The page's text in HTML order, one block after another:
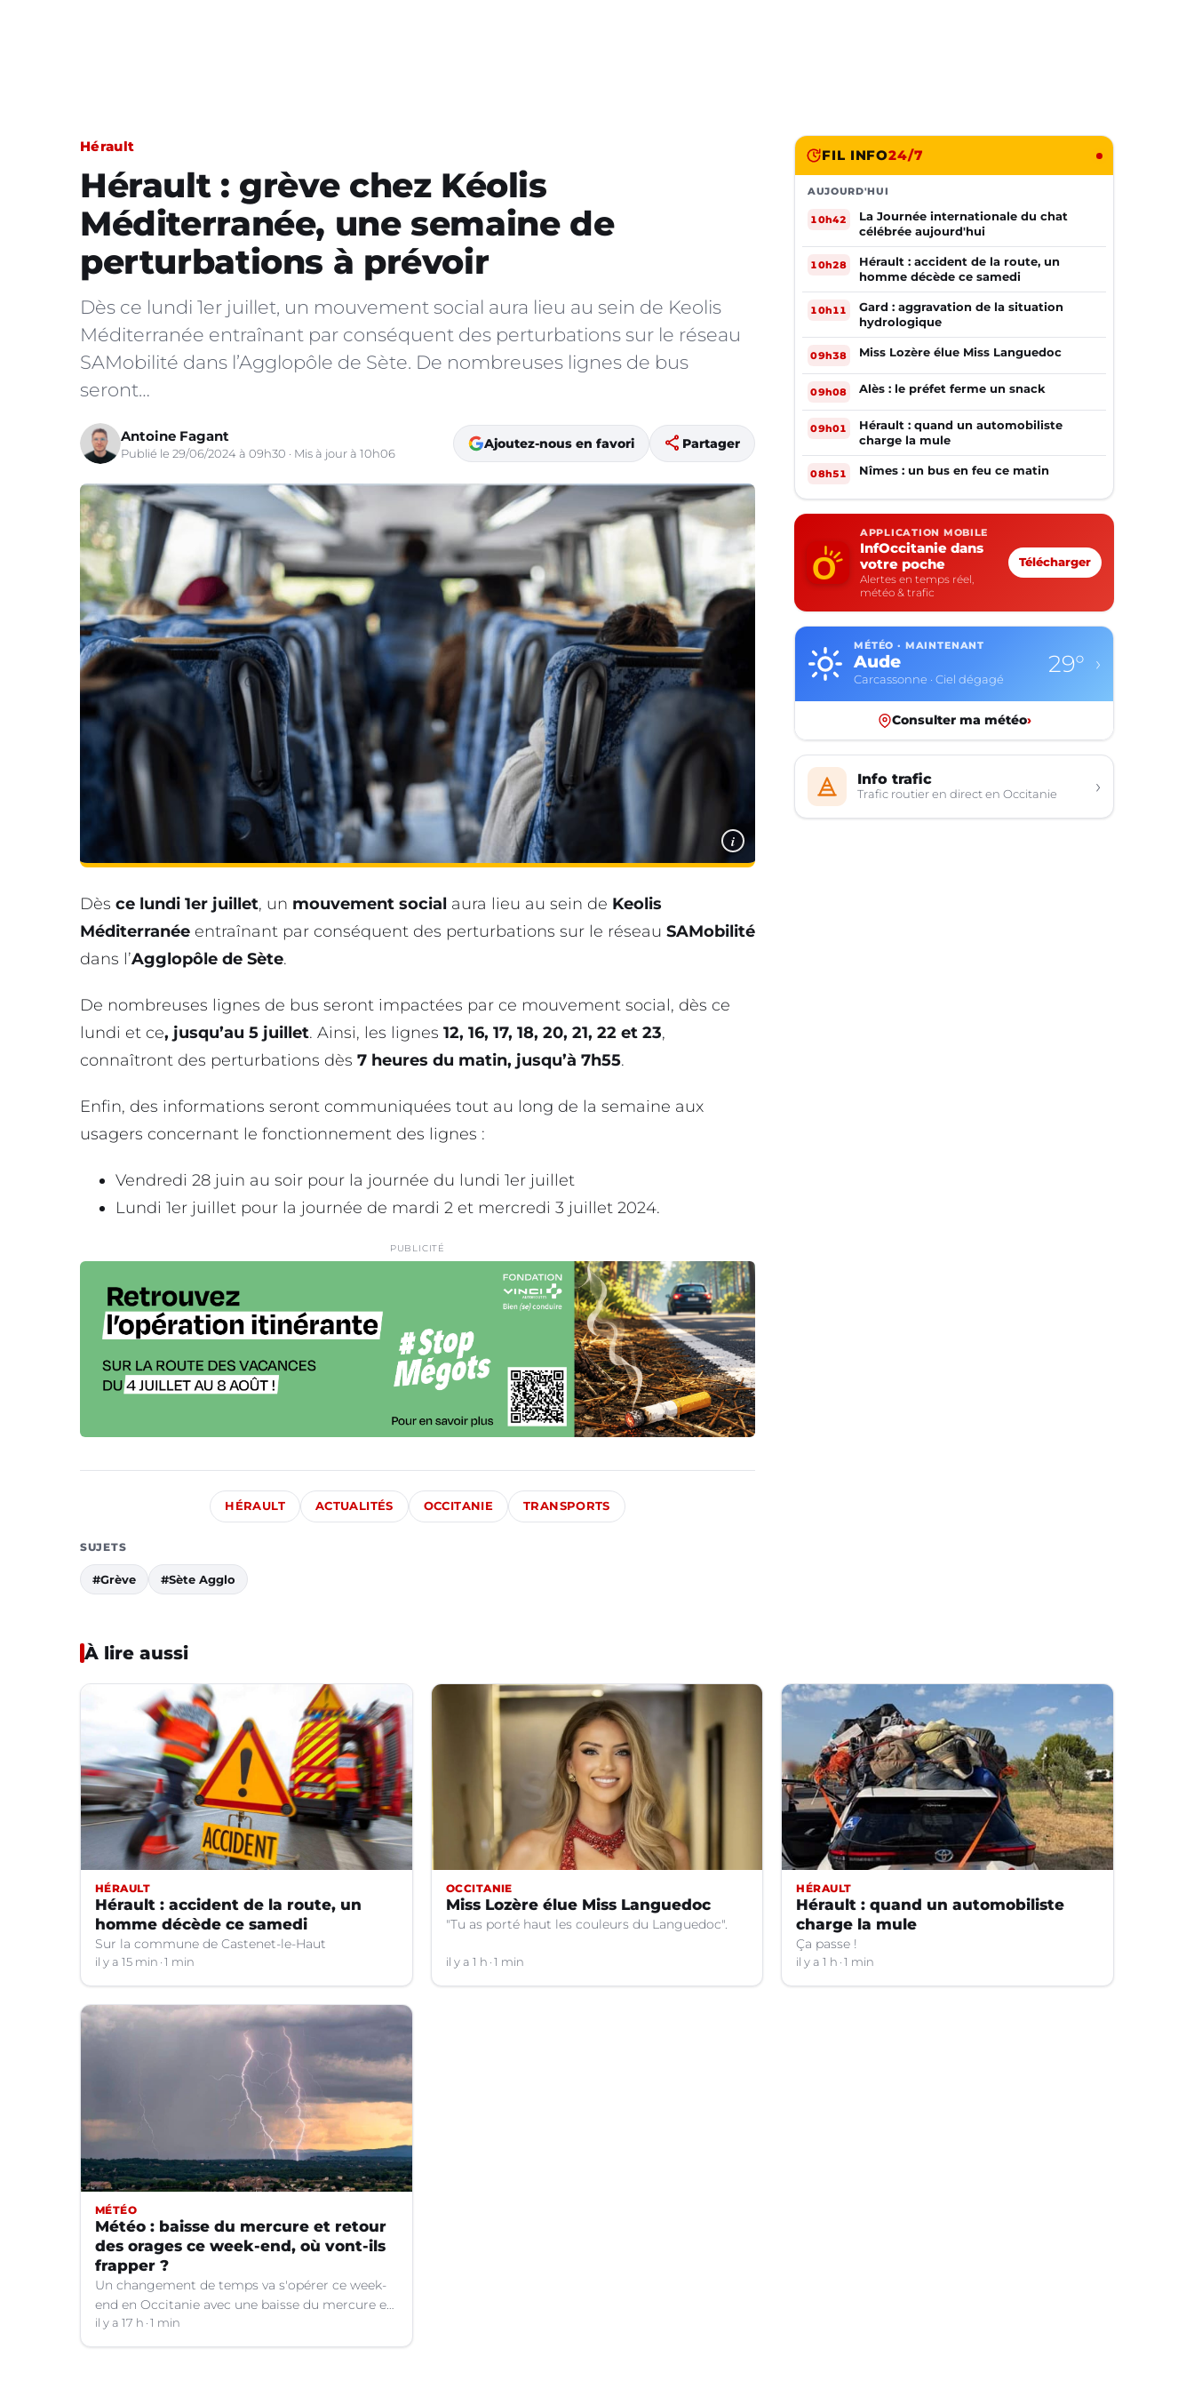
Hérault
Hérault : grève chez Kéolis
Méditerranée, une semaine de
perturbations à prévoir
Dès ce lundi 1er juillet, un mouvement social aura lieu au sein de Keolis
Méditerranée entraînant par conséquent des perturbations sur le réseau
SAMobilité dans l’Agglopôle de Sète. De nombreuses lignes de bus
seront…
Antoine Fagant
Publié le 29/06/2024 à 09h30 · Mis à jour à 10h06
Ajoutez-nous en favori share Partager
i
Dès ce lundi 1er juillet, un mouvement social aura lieu au sein de Keolis
Méditerranée entraînant par conséquent des perturbations sur le réseau SAMobilité
dans l’Agglopôle de Sète.
De nombreuses lignes de bus seront impactées par ce mouvement social, dès ce
lundi et ce, jusqu’au 5 juillet. Ainsi, les lignes 12, 16, 17, 18, 20, 21, 22 et 23,
connaîtront des perturbations dès 7 heures du matin, jusqu’à 7h55.
Enfin, des informations seront communiquées tout au long de la semaine aux
usagers concernant le fonctionnement des lignes :
Vendredi 28 juin au soir pour la journée du lundi 1er juillet
Lundi 1er juillet pour la journée de mardi 2 et mercredi 3 juillet 2024.
PUBLICITÉ
HÉRAULT ACTUALITÉS OCCITANIE TRANSPORTS
SUJETS
#Grève #Sète Agglo
FIL INFO24/7
AUJOURD'HUI
10h42
La Journée internationale du chat
célébrée aujourd'hui
10h28
Hérault : accident de la route, un
homme décède ce samedi
10h11
Gard : aggravation de la situation
hydrologique
09h38 Miss Lozère élue Miss Languedoc
09h08 Alès : le préfet ferme un snack
09h01
Hérault : quand un automobiliste
charge la mule
08h51 Nîmes : un bus en feu ce matin
APPLICATION MOBILE
InfOccitanie dans
votre poche
Alertes en temps réel,
météo & trafic
Télécharger
MÉTÉO · MAINTENANT
Aude
Carcassonne · Ciel dégagé
29° ›
Consulter ma météo›
Info trafic
Trafic routier en direct en Occitanie ›
À lire aussi
HÉRAULT
Hérault : accident de la route, un
homme décède ce samedi
Sur la commune de Castenet-le-Haut
il y a 15 min 1 min
OCCITANIE
Miss Lozère élue Miss Languedoc
"Tu as porté haut les couleurs du Languedoc".
il y a 1 h 1 min
HÉRAULT
Hérault : quand un automobiliste
charge la mule
Ça passe !
il y a 1 h 1 min
MÉTÉO
Météo : baisse du mercure et retour
des orages ce week-end, où vont-ils
frapper ?
Un changement de temps va s'opérer ce week-
end en Occitanie avec une baisse du mercure et
le retour d'orages dans certains départements.
il y a 17 h 1 min